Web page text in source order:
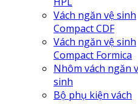
Vách ngăn vệ sinh
Compact CDF
Vách ngăn vệ sinh
Compact Formica
Nhôm vách ngăn
sinh
Bộ phụ kiện vách